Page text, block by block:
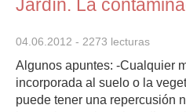
Jardín. La
04.06.2012 - 2273 lecturas
Algunos apuntes: -Cualquier
incorporada al suelo o la
puede tener una repercusión